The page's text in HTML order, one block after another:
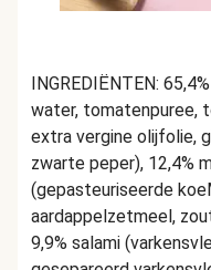
INGREDIËNTEN:
water, tomatenpuree,
extra vergine olijfolie,
zwarte peper), 12,4%
(gepasteuriseerde
aardappelzetmeel,
9,9% salami